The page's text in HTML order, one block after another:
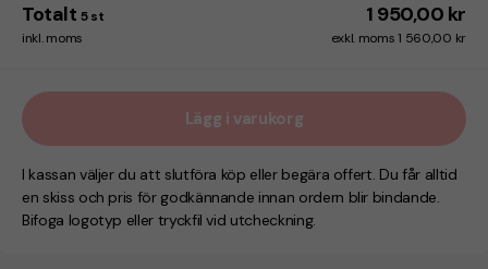
Totalt 5 st 1 950,00 kr
inkl. moms exkl. moms 1 560,00 kr
Lägg i varukorg
I kassan väljer du att slutföra köp eller begära offert. Du får alltid
en skiss och pris för godkännande innan ordern blir bindande.
Bifoga logotyp eller tryckfil vid utcheckning.